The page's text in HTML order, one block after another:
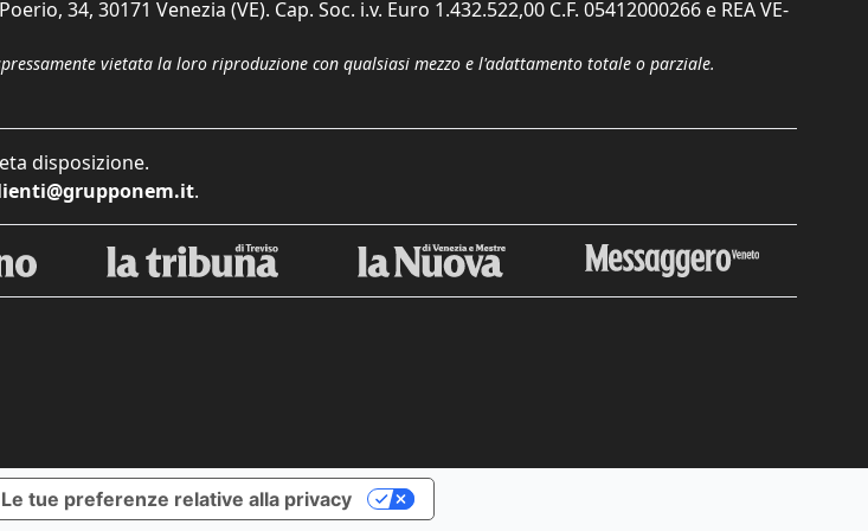
34, 30171 Venezia (VE). Cap. Soc. i.v. Euro 1.432.522,00 C.F. 05412000266 e REA VE-
vietata la loro riproduzione con qualsiasi mezzo e l'adattamento totale o parziale.
disposizione.
.
Le tue preferenze relative alla privacy